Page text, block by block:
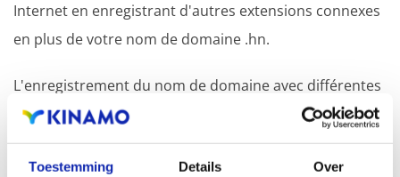
Toestemming Details Over
Internet en enregistrant d'autres extensions connexes
en plus de votre nom de domaine .hn.
L'enregistrement du nom de domaine avec différentes
extensions offre l'avantage d'une visibilité accrue dans
les moteurs de recherche, d'une présence
géographique et d'une meilleure présence dans les